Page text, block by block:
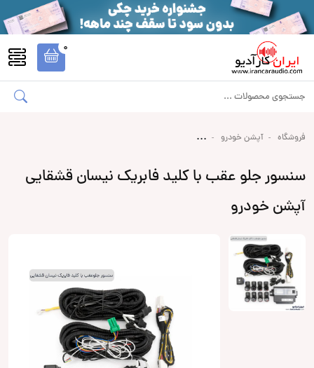
0
فروشگاه آپشن خودرو
سنسور جلو عقب با کلید فابریک نیسان قشقایی
آپشن خودرو